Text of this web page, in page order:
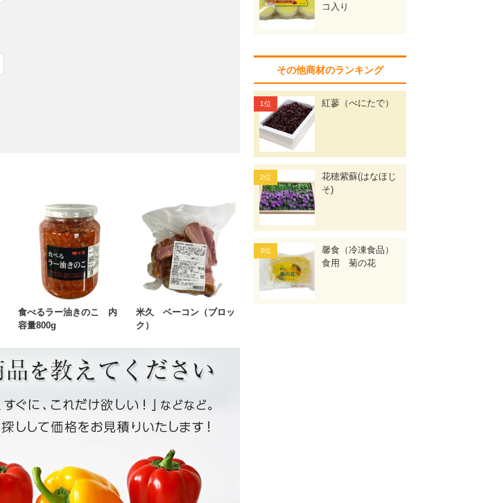
食べるラー油きのこ 内
容量800g
米久 ベーコン（ブロッ
ク）
コ入り
その他商材のランキング
紅蓼（べにたで）
花穂紫蘇(はなほじ
そ)
馨食（冷凍食品）
食用 菊の花